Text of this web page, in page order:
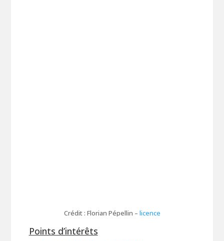
Crédit : Florian Pépellin – licence
Points d’intérêts